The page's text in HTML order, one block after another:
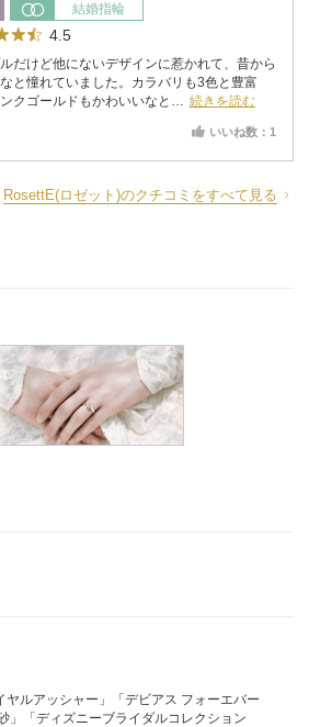
結婚指輪
4.5
だけど他にないデザインに惹かれて、昔から
と憧れていました。カラバリも3色と豊富
クゴールドもかわいいなと… 続きを読む
いいね数：1
RosettE(ロゼット)のクチコミをすべて見る
ルアッシャー」「デビアス フォーエバー
」「ディズニーブライダルコレクション